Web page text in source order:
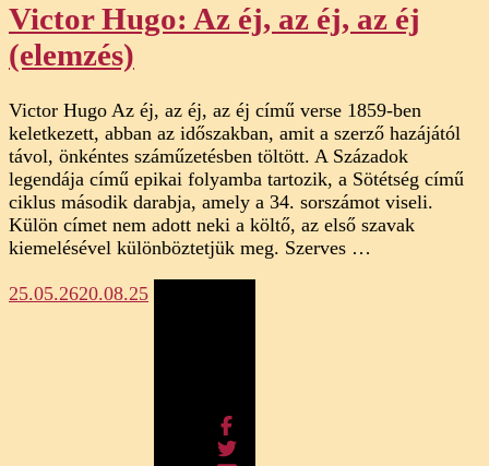
Victor Hugo: Az éj, az éj, az éj
(elemzés)
Victor Hugo Az éj, az éj, az éj című verse 1859-ben
keletkezett, abban az időszakban, amit a szerző hazájától
távol, önkéntes száműzetésben töltött. A Századok
legendája című epikai folyamba tartozik, a Sötétség című
ciklus második darabja, amely a 34. sorszámot viseli.
Külön címet nem adott neki a költő, az első szavak
kiemelésével különböztetjük meg. Szerves …
25.05.2620.08.25